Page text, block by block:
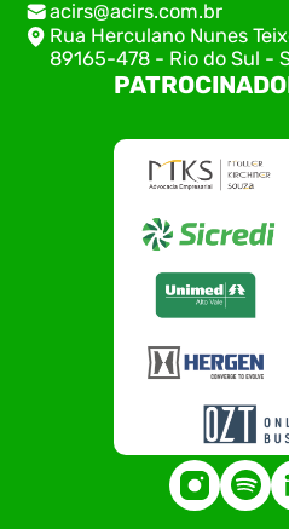
acirs@acirs.com.br
Rua Herculano Nunes
89165-478 - Rio do Sul -